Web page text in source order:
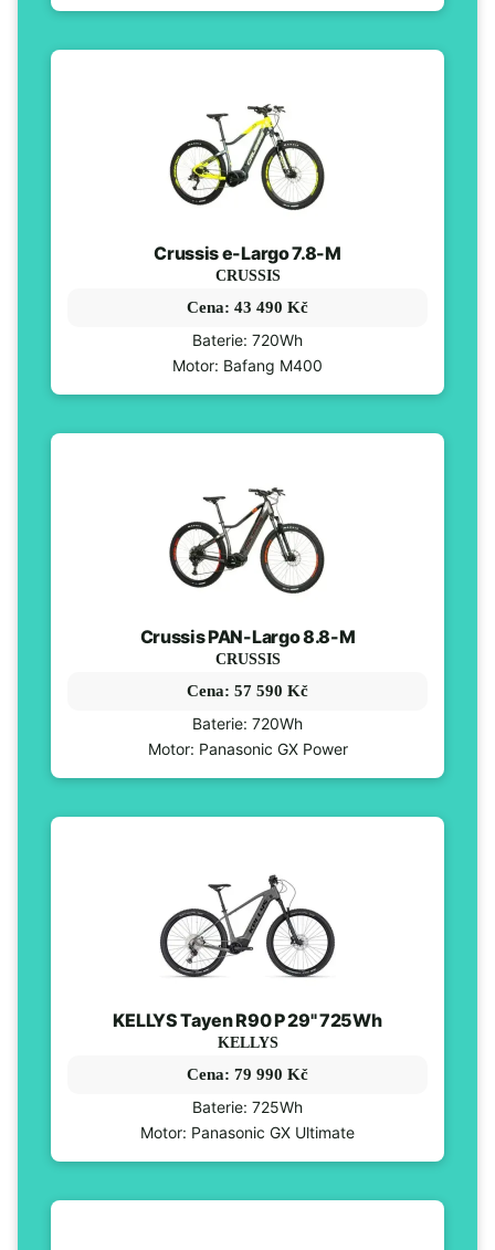
Crussis e-Largo 7.8-M
CRUSSIS
Cena: 43 490 Kč
Baterie: 720Wh
Motor: Bafang M400
Crussis PAN-Largo 8.8-M
CRUSSIS
Cena: 57 590 Kč
Baterie: 720Wh
Motor: Panasonic GX Power
KELLYS Tayen R90 P 29" 725Wh
KELLYS
Cena: 79 990 Kč
Baterie: 725Wh
Motor: Panasonic GX Ultimate